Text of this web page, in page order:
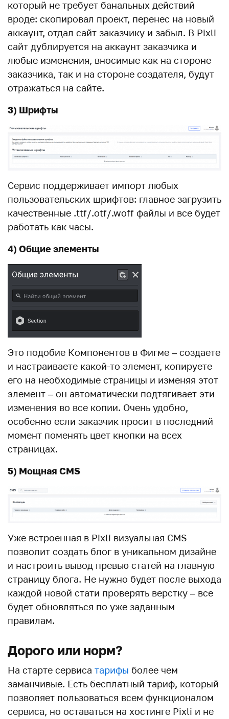
который не требует банальных действий
вроде: скопировал проект, перенес на новый
аккаунт, отдал сайт заказчику и забыл. В Pixli
сайт дублируется на аккаунт заказчика и
любые изменения, вносимые как на стороне
заказчика, так и на стороне создателя, будут
отражаться на сайте.
3) Шрифты
Сервис поддерживает импорт любых
пользовательских шрифтов: главное загрузить
качественные .ttf/.otf/.woff файлы и все будет
работать как часы.
4) Общие элементы
Это подобие Компонентов в Фигме – создаете
и настраиваете какой-то элемент, копируете
его на необходимые страницы и изменяя этот
элемент – он автоматически подтягивает эти
изменения во все копии. Очень удобно,
особенно если заказчик просит в последний
момент поменять цвет кнопки на всех
страницах.
5) Мощная CMS
Уже встроенная в Pixli визуальная CMS
позволит создать блог в уникальном дизайне
и настроить вывод превью статей на главную
страницу блога. Не нужно будет после выхода
каждой новой стати проверять верстку – все
будет обновляться по уже заданным
правилам.
Дорого или норм?
На старте сервиса тарифы более чем
заманчивые. Есть бесплатный тариф, который
позволяет пользоваться всем функционалом
сервиса, но оставаться на хостинге Pixli и не